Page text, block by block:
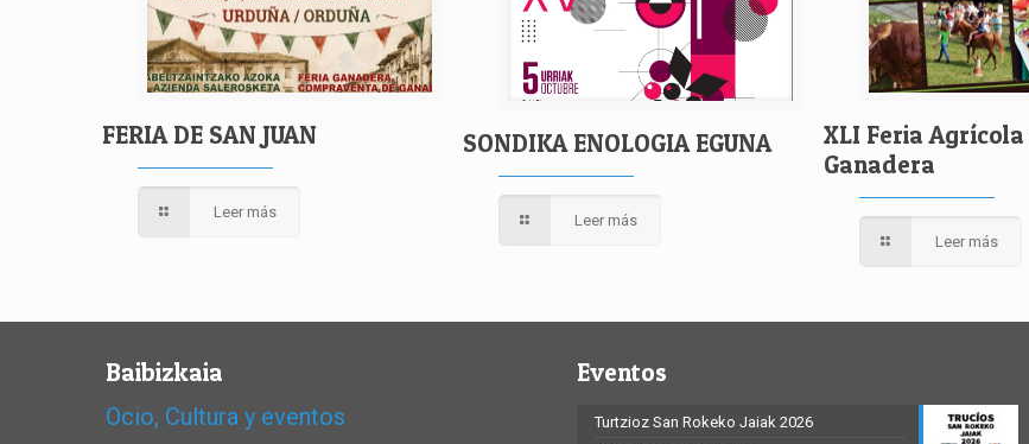
FERIA DE SAN JUAN
Leer más
SONDIKA ENOLOGIA EGUNA
Leer más
XLI Feria
Ganadera
Leer más
Baibizkaia
Ocio, Cultura y eventos
Eventos
Turtzioz San Rokeko Jaiak 2026